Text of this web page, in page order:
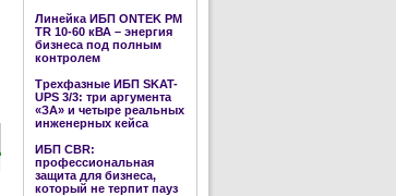
Линейка ИБП ONTEK PM
TR 10-60 кВА – энергия
бизнеса под полным
контролем
Трехфазные ИБП SKAT-
UPS 3/3: три аргумента
«ЗА» и четыре реальных
инженерных кейса
ИБП CBR:
профессиональная
защита для бизнеса,
который не терпит пауз